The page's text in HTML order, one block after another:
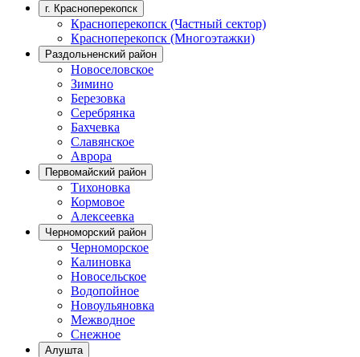
г. Красноперекопск
Красноперекопск (Частный сектор)
Красноперекопск (Многоэтажки)
Раздольненский район
Новоселовское
Зимино
Березовка
Серебрянка
Бахчевка
Славянское
Аврора
Первомайский район
Тихоновка
Кормовое
Алексеевка
Черноморский район
Черноморское
Калиновка
Новосельское
Водопойное
Новоульяновка
Межводное
Снежное
Алушта